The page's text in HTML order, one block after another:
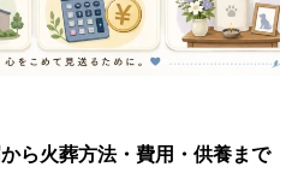
ら火葬方法・費用・供養まで